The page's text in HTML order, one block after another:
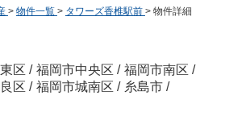
> 物件一覧 > タワーズ香椎駅前 > 物件詳細
区 / 福岡市中央区 / 福岡市南区 /
区 / 福岡市城南区 / 糸島市 /